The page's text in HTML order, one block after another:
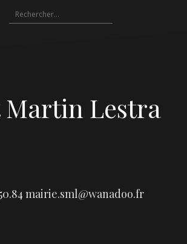
Rechercher :
Martin Lestra
mairie.sml@wanadoo.fr